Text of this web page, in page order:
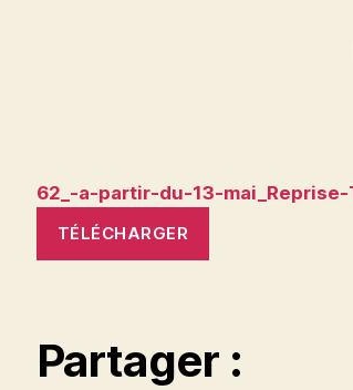
62_-a-partir-du-13-
TÉLÉCHARGER
Partager :